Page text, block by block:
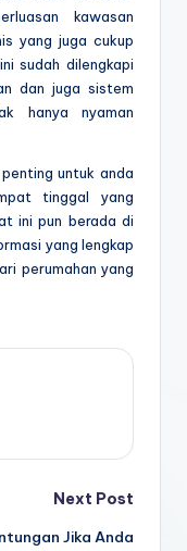
kawasan
yang juga cukup
sudah dilengkapi
dan juga sistem
hanya nyaman
untuk anda
tinggal yang
ini pun berada di
yang lengkap
perumahan yang
Next Post
Jika Anda